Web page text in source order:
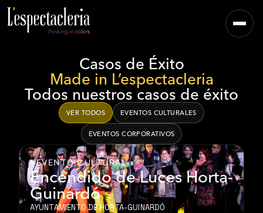
Casos de Éxito
Made in L’espectacleria
Todos nuestros casos de éxito
VER TODOS EVENTOS CULTURALES
EVENTOS CORPORATIVOS
#EVENTO CULTURAL
Encendido de Luces Horta-
Guinardó
AYUNTAMIENTO DE HORTA-GUINARDÓ